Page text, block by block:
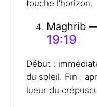
touche l’horizon.
Maghrib
19:19
Début :
du soleil. Fin :
lueur du